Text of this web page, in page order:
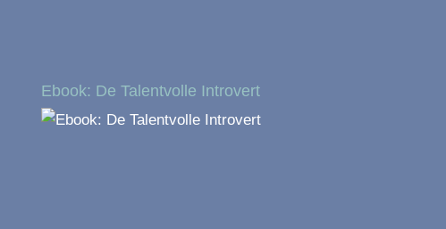
Ebook: De Talentvolle Introvert